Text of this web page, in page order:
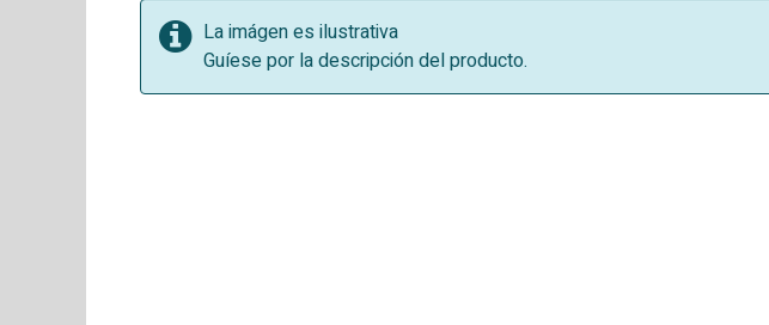
La imágen es ilustrativa
Guíese por la descripción del producto.